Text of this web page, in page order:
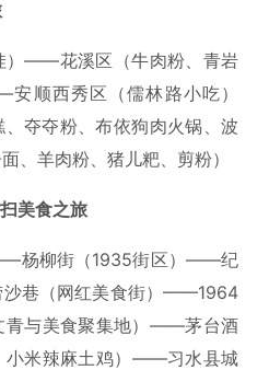
）——花溪区（牛肉粉、青岩
顺西秀区（儒林路小吃）
夺夺粉、布依狗肉火锅、波
羊肉粉、猪儿粑、剪粉）
美食之旅
杨柳街（1935街区）——纪
巷（网红美食街）——1964
与美食聚集地）——茅台酒
小米辣麻土鸡）——习水县城